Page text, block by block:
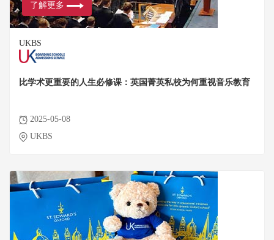
了解更多
UKBS
比学术更重要的人生必修课：英国菁英私校为何重视音乐教育
2025-05-08
UKBS